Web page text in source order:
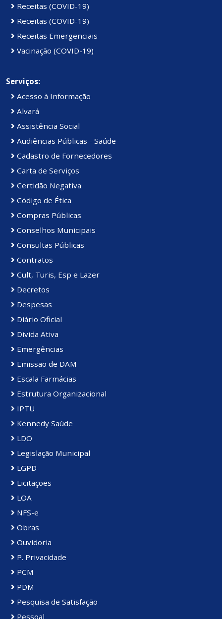
Receitas (COVID-19)
Receitas (COVID-19)
Receitas Emergenciais
Vacinação (COVID-19)
Serviços:
Acesso à Informação
Alvará
Assistência Social
Audiências Públicas - Saúde
Cadastro de Fornecedores
Carta de Serviços
Certidão Negativa
Código de Ética
Compras Públicas
Conselhos Municipais
Consultas Públicas
Contratos
Cult, Turis, Esp e Lazer
Decretos
Despesas
Diário Oficial
Divida Ativa
Emergências
Emissão de DAM
Escala Farmácias
Estrutura Organizacional
IPTU
Kennedy Saúde
LDO
Legislação Municipal
LGPD
Licitações
LOA
NFS-e
Obras
Ouvidoria
P. Privacidade
PCM
PDM
Pesquisa de Satisfação
Pessoal